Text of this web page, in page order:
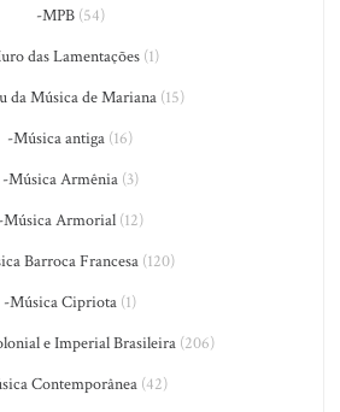
-MPB(54)
das Lamentações (1)
da Música de Mariana(15)
-Música antiga (16)
-Música Armênia(3)
-Música Armorial(12)
Barroca Francesa(120)
-Música Cipriota (1)
e Imperial Brasileira(206)
Contemporânea(42)